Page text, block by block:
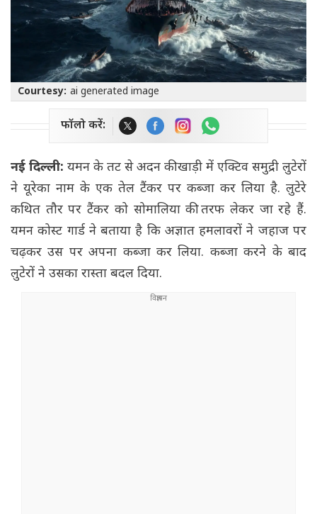
Courtesy: ai generated image
फॉलो करें:
नई दिल्ली: यमन के तट से अदन की खाड़ी में एक्टिव समुद्री लुटेरों
ने यूरेका नाम के एक तेल टैंकर पर कब्जा कर लिया है. लुटेरे
कथित तौर पर टैंकर को सोमालिया की तरफ लेकर जा रहे हैं.
यमन कोस्ट गार्ड ने बताया है कि अज्ञात हमलावरों ने जहाज पर
चढ़कर उस पर अपना कब्जा कर लिया. कब्जा करने के बाद
लुटेरों ने उसका रास्ता बदल दिया.